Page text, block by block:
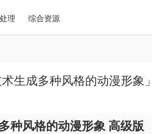
理 综合资源
生成多种风格的动漫形象」
风格的动漫形象 高级版